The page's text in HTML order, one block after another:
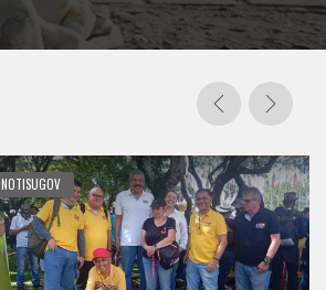
NOTISUGOV